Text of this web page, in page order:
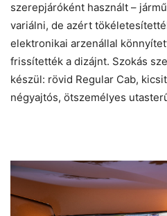
szerepjáróként használt –
variálni, de azért
elektronikai arzenállal
frissítették a dizájnt. Szokás
készül: rövid Regular Cab,
négyajtós, ötszemélyes